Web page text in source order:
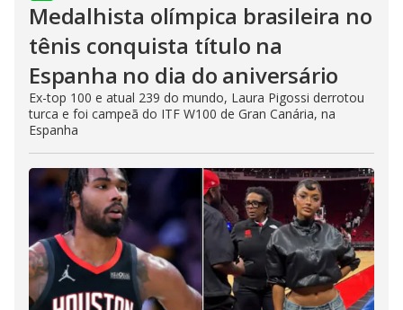
Medalhista olímpica brasileira no
tênis conquista título na
Espanha no dia do aniversário
Ex-top 100 e atual 239 do mundo, Laura Pigossi derrotou
turca e foi campeã do ITF W100 de Gran Canária, na
Espanha